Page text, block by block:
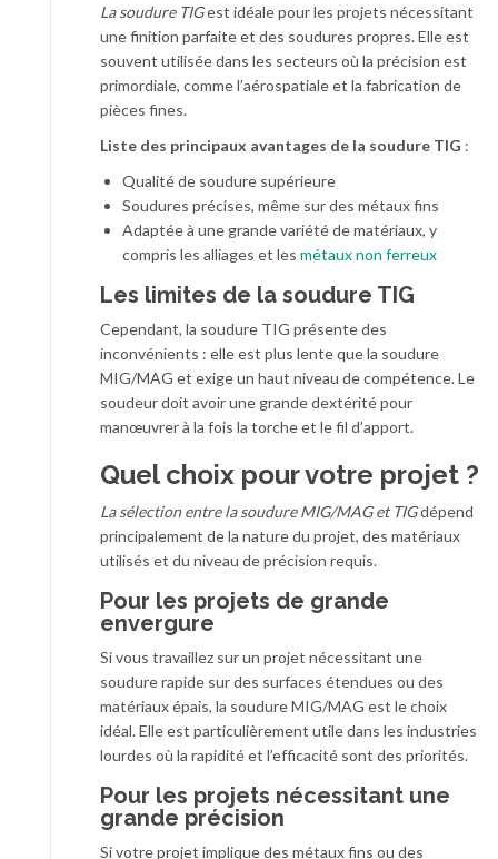
La soudure TIGest idéale pour les projets nécessitant
une finition parfaite et des soudures propres. Elle est
souvent utilisée dans les secteurs où la précision est
primordiale, comme l’aérospatiale et la fabrication de
pièces fines.
Liste des principaux avantages de la soudure TIG :
Qualité de soudure supérieure
Soudures précises, même sur des métaux fins
Adaptée à une grande variété de matériaux, y
compris les alliages et les métaux non ferreux
Les limites de la soudure TIG
Cependant, la soudure TIG présente des
inconvénients : elle est plus lente que la soudure
MIG/MAG et exige un haut niveau de compétence. Le
soudeur doit avoir une grande dextérité pour
manœuvrer à la fois la torche et le fil d’apport.
Quel choix pour votre projet ?
La sélection entre la soudure MIG/MAG et TIGdépend
principalement de la nature du projet, des matériaux
utilisés et du niveau de précision requis.
Pour les projets de grande
envergure
Si vous travaillez sur un projet nécessitant une
soudure rapide sur des surfaces étendues ou des
matériaux épais, la soudure MIG/MAG est le choix
idéal. Elle est particulièrement utile dans les industries
lourdes où la rapidité et l’efficacité sont des priorités.
Pour les projets nécessitant une
grande précision
Si votre projet implique des métaux fins ou des